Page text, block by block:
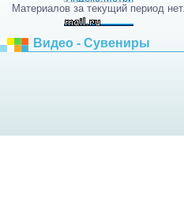
Материалов за текущий период нет.
Видео - Сувениры